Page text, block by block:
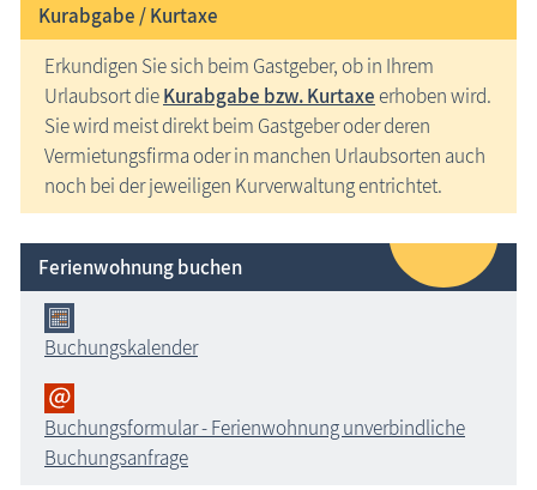
Kurabgabe / Kurtaxe
Erkundigen Sie sich beim Gastgeber, ob in Ihrem
Urlaubsort dieKurabgabe bzw. Kurtaxeerhoben wird.
Sie wird meist direkt beim Gastgeber oder deren
Vermietungsfirma oder in manchen Urlaubsorten auch
noch bei der jeweiligen Kurverwaltung entrichtet.
Ferienwohnung buchen
Buchungskalender
Buchungsformular - Ferienwohnung unverbindliche
Buchungsanfrage